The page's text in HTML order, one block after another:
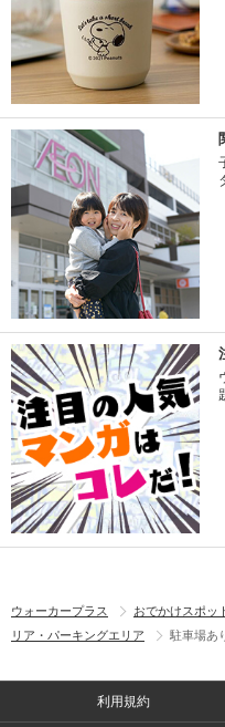
ウォーカープラス おでかけスポッ
リア・パーキングエリア
駐車場あ
利用規約